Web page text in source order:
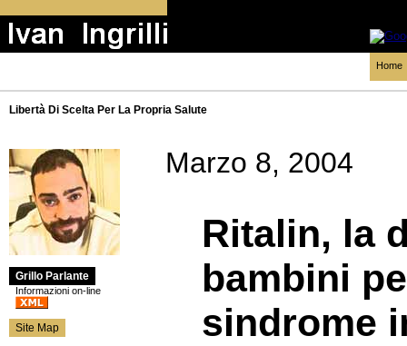
Home
Libertà Di Scelta Per La Propria Salute
Grillo Parlante
Informazioni on-line
Site Map
Marzo 8, 2004
Ritalin, la
bambini
sindrome